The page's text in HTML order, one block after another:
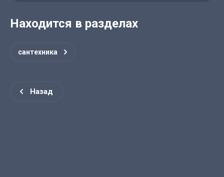
Находится в разделах
сантехника
Назад